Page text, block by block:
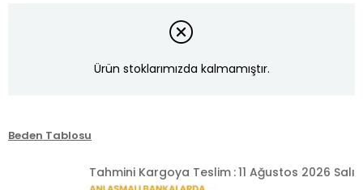
Ürün stoklarımızda kalmamıştır.
Beden Tablosu
Tahmini Kargoya Teslim :11 Ağustos 2026 Salı